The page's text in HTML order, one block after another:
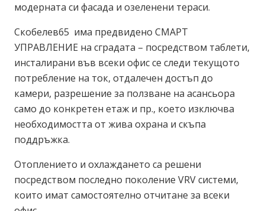
модерната си фасада и озеленени тераси.
Скобелев65 има предвидено СМАРТ
УПРАВЛЕНИЕ на сградата – посредством таблети,
инсталирани във всеки офис се следи текущото
потребление на ток, отдалечен достъп до
камери, разрешение за ползване на асансьора
само до конкретен етаж и пр., което изключва
необходимостта от жива охрана и скъпа
поддръжка.
Отоплението и охлаждането са решени
посредством последно поколение VRV системи,
които имат самостоятелно отчитане за всеки